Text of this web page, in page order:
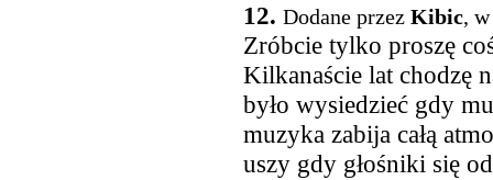
12. Dodane przez Kibic,
Zróbcie tylko proszę
Kilkanaście lat chodzę
było wysiedzieć gdy
muzyka zabija całą
uszy gdy głośniki się